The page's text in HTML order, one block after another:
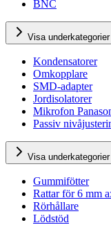
BNC
Visa
Kondensatorer
Omkopplare
SMD-adapter
Jordisolatorer
Mikrofon
Passiv
Visa
Gummifötter
Rattar för 6 mm
Rörhållare
Lödstöd